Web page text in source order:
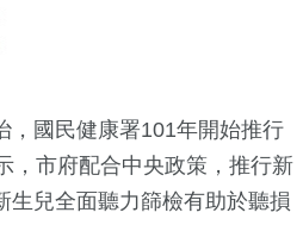
，國民健康署101年開始推行
，市府配合中央政策，推行新
生兒全面聽力篩檢有助於聽損